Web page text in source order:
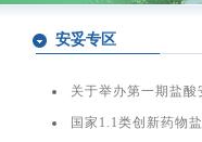
安妥专区
关于举办第一期盐
国家1.1类创新药物